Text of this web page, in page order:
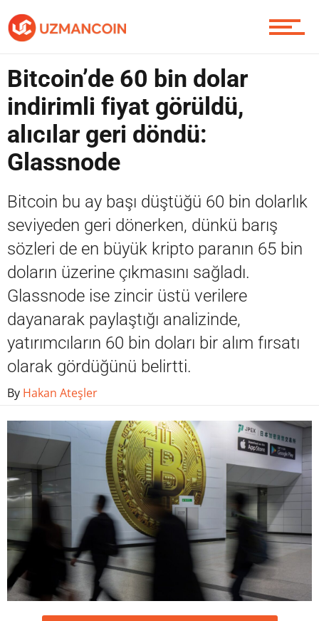
Piyasa
Soru Sor
Bitcoin’de 60 bin dolar
indirimli fiyat görüldü,
alıcılar geri döndü:
Glassnode
Bitcoin bu ay başı düştüğü 60 bin dolarlık
seviyeden geri dönerken, dünkü barış
sözleri de en büyük kripto paranın 65 bin
doların üzerine çıkmasını sağladı.
Glassnode ise zincir üstü verilere
dayanarak paylaştığı analizinde,
yatırımcıların 60 bin doları bir alım fırsatı
olarak gördüğünü belirtti.
By Hakan Ateşler